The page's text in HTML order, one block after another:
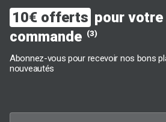
10€ offerts pour
commande (3)
Abonnez-vous pour recevoir nos bons
nouveautés